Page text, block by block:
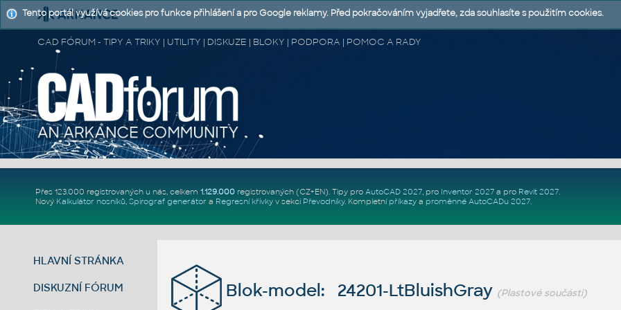
CAD FÓRUM - TIPY A TRIKY | UTILITY | DISKUZE | BLOKY | PODPORA | POMOC A RADY
Přes 123.000 registrovaných u nás, celkem 1.129.000registrovaných (CZ+EN). Tipy pro AutoCAD 2027, pro Inventor 2027a pro Revit 2027.
Nový Kalkulátor nosníků, Spirograf generátor a Regresní křivkyv sekci Převodníky. Kompletní příkazya proměnné AutoCADu 2027.
HLAVNÍ STRÁNKA
DISKUZNÍ FÓRUM Blok-model: 24201-LtBluishGray (Plastové součásti)
Tento portál využívá cookies pro funkce přihlášení a pro Google reklamy. Před pokračováním vyjadřete, zda souhlasíte s použitím cookies.